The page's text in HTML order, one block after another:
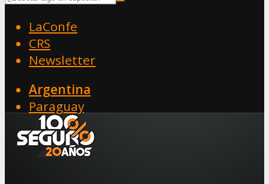
LaConfe
CRS
Newsletter
Argentina
Paraguay